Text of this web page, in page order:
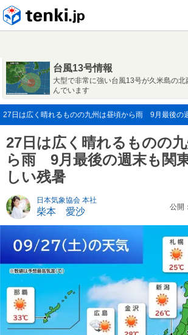
台風13号情報
大型で非常に強い台風13号が久米島の
んでいます
27日は広く晴れるものの九州は昼頃から雨 9月最後の
27日は広く晴れるものの
ら雨 9月最後の週末も関
しい残暑
日本気象協会 本社
柴本 愛沙 公開